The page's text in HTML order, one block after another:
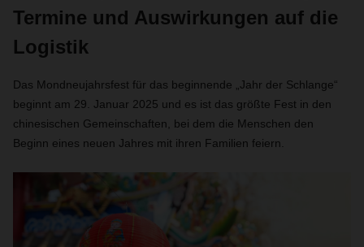
Termine und Auswirkungen auf die
Logistik
Das Mondneujahrsfest für das beginnende „Jahr der Schlange“
beginnt am 29. Januar 2025 und es ist das größte Fest in den
chinesischen Gemeinschaften, bei dem die Menschen den
Beginn eines neuen Jahres mit ihren Familien feiern.